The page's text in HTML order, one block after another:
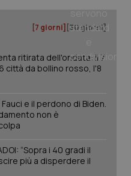
[7 giorni] [30 giorni]
ritirata dell'ondata: il 7
città da bollino rosso, l'8
e il perdono di Biden.
non è
“Sopra i 40 gradi il
più a disperdere il
Google LLC